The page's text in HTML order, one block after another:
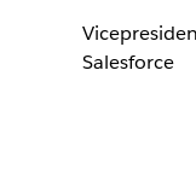
Salesforce